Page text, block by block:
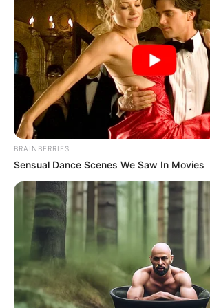
Cabe recordar que,a principios de
y el Clan del Golfo en la vereda El Ceibo,
aún está bajo investigación.
La organización Corpades rechazó los
de su cuenta oficial de X, haciendo un
las autoridades
para que se respeten
humanos y el derecho internacional
La entidad alertó sobre la
comunidades que quedan atrapadas en
BRAINBERRIES
Sensual Dance Scenes We Saw In Movies